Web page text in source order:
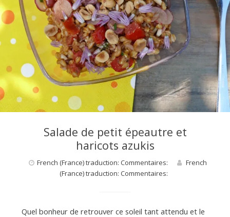
Salade de petit épeautre et
haricots azukis
French (France) traduction: Commentaires:
French
(France) traduction: Commentaires:
Quel bonheur de retrouver ce soleil tant attendu et le